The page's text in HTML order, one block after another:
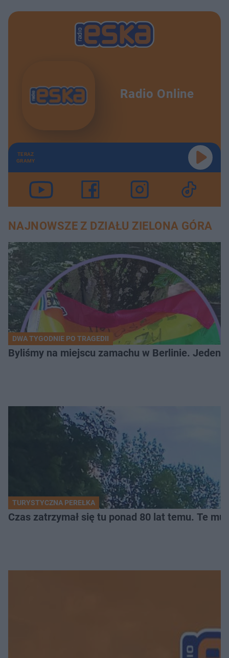
Radio Online
TERAZ
GRAMY
NAJNOWSZE Z DZIAŁU ZIELONA GÓRA
DWA TYGODNIE PO TRAGEDII
Byliśmy na miejscu zamachu w Berlinie. Jeden
TURYSTYCZNA PEREŁKA
Czas zatrzymał się tu ponad 80 lat temu. Te